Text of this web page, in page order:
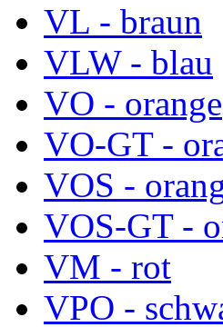
VL - braun
VLW - blau
VO - orange
VO-GT -
VOS -
VOS-GT -
VM - rot
VPO -